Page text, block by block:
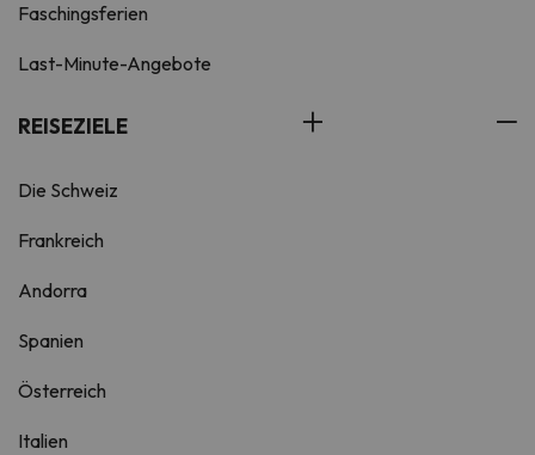
Faschingsferien
Last-Minute-Angebote
REISEZIELE
Die Schweiz
Frankreich
Andorra
Spanien
Österreich
Italien